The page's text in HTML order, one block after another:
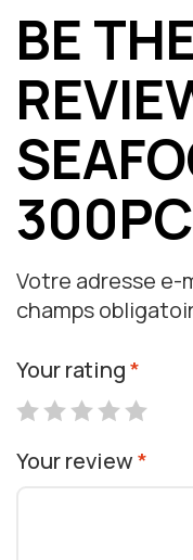
BE
Votre adresse e-
champs
Your rating*
Your review*